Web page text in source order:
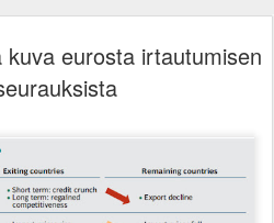
kuva eurosta irtautumisen